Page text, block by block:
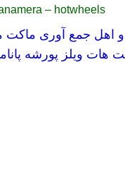
– hotwheels
و اهل جمع آوری ماکت
هات ویلز پورشه